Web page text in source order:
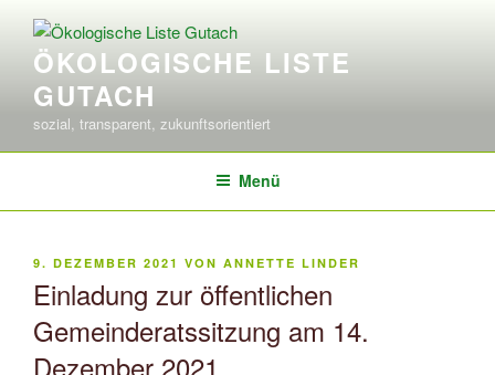
Inhalt
springenÖKOLOGISCHE LISTE
GUTACH
sozial, transparent, zukunftsorientiert
Menü
VERÖFFENTLICHT
9. DEZEMBER 2021 VON ANNETTE LINDER
Einladung zur öffentlichen
Gemeinderatssitzung am 14.
Dezember 2021